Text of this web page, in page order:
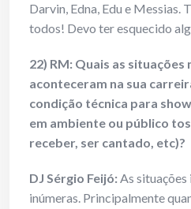
Darvin, Edna, Edu e Messias.
todos! Devo ter esquecido
22) RM: Quais as situações
aconteceram na sua
condição técnica para
em ambiente ou público
receber, ser cantado, etc)?
DJ Sérgio Feijó:As
inúmeras. Principalmente